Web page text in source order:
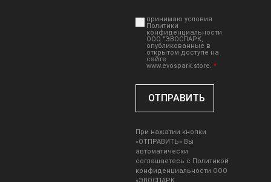
принимаю условия
Политики
конфиденциальности
ООО "ЭВОСПАРК,
опубликованные в
открытом доступе на
сайте
www.evospark.store.*
При нажатии кнопки
«ОТПРАВИТЬ» Вы
автоматически
соглашаетесь с Политикой
конфиденциальности ООО